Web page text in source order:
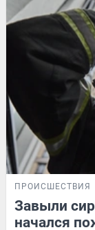
ПРОИСШЕСТВИЯ
Завыли
начался